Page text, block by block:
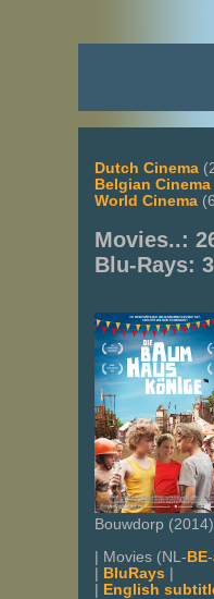
Dutch Cinema
Belgian Cinema
World Cinema
Movies..:
Blu-Rays:
Bouwdorp (2014)
| Movies (NL- BE-
BluRays
English